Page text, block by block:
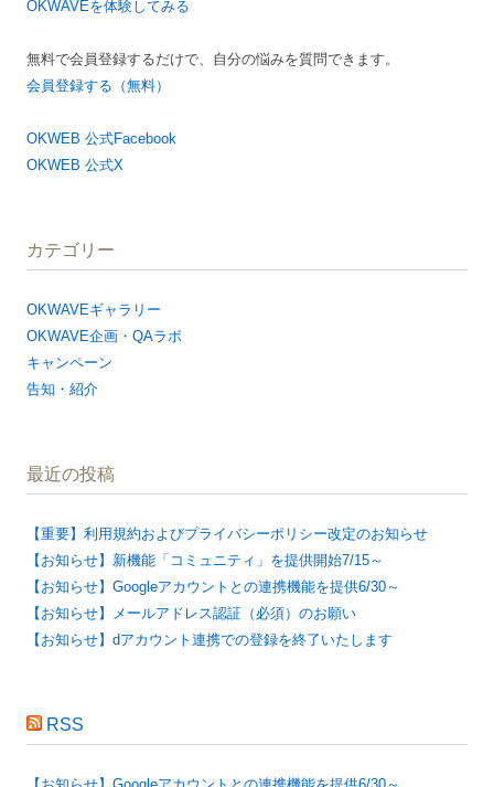
OKWAVEを体験してみる
無料で会員登録するだけで、自分の悩みを質問できます。
会員登録する（無料）
OKWEB 公式Facebook
OKWEB 公式X
カテゴリー
OKWAVEギャラリー
OKWAVE企画・QAラボ
キャンペーン
告知・紹介
最近の投稿
【重要】利用規約およびプライバシーポリシー改定のお知らせ
【お知らせ】新機能「コミュニティ」を提供開始7/15～
【お知らせ】Googleアカウントとの連携機能を提供6/30～
【お知らせ】メールアドレス認証（必須）のお願い
【お知らせ】dアカウント連携での登録を終了いたします
RSS